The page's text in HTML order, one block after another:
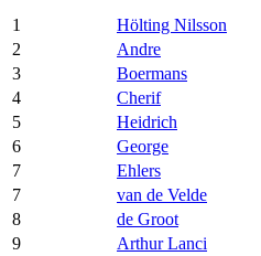
1
Hölting Nilsson
2
Andre
3
Boermans
4
Cherif
5
Heidrich
6
George
7
Ehlers
7
van de Velde
8
de Groot
9
Arthur Lanci